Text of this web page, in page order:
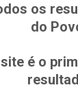
os
do
é o